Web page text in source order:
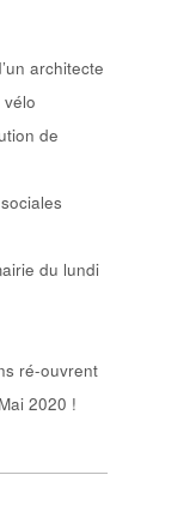
architecte
vélo
de
du lundi
ré-ouvrent
2020 !